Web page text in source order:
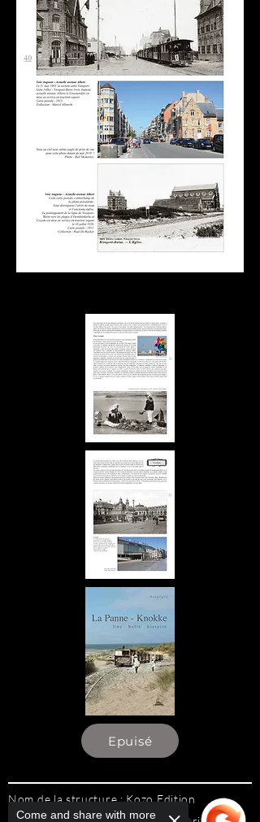
d’aujourd’hui, nous
flânerons dans le quartier «
Dumont » à La Panne, au
cœur du quartier «Belle-
Epoque» à Blankenberge,
ou encore dans le coin
animé de la minque à
Cette belle histoire, est
notre histoire, 125 ans de
rencontres, de découvertes
et de passions.
Epuisé
Nom de la structure : Kozo Edition
Come and share with more